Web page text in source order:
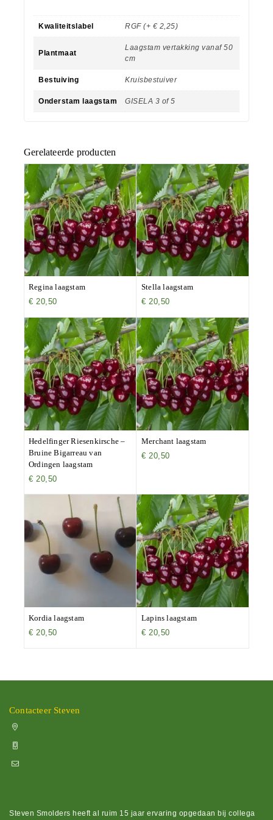
Kwaliteitslabel RGF (+ € 2,25)
Plantmaat
Laagstam vertakking vanaf 50
cm
Bestuiving Kruisbestuiver
Onderstam laagstam GISELA 3 of 5
Gerelateerde producten
Regina laagstam
€ 20,50
Stella laagstam
€ 20,50
Hedelfinger Riesenkirsche –
Bruine Bigarreau van
Ordingen laagstam
€ 20,50
Merchant laagstam
€ 20,50
Kordia laagstam
€ 20,50
Lapins laagstam
€ 20,50
Contacteer Steven
Steven Smolders heeft al ruim 15 jaar ervaring opgedaan bij collega